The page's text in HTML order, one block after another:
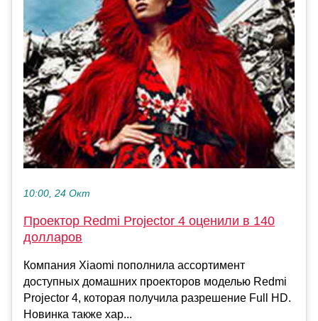
10:00, 24 Окт
Проектор Redmi Projector 4 оценили в 140
долларов
Компания Xiaomi пополнила ассортимент
доступных домашних проекторов моделью Redmi
Projector 4, которая получила разрешение Full HD.
Новинка также хар...